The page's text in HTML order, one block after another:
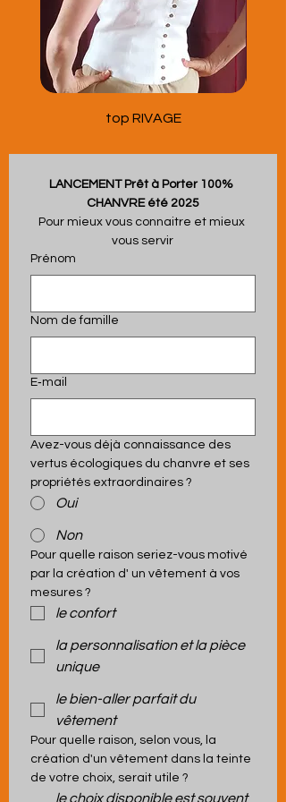
top RIVAGE
LANCEMENT Prêt à Porter 100%
CHANVRE été 2025
Pour mieux vous connaitre et mieux
vous servir
Prénom
Nom de famille
E‑mail
Avez-vous déjà connaissance des
vertus écologiques du chanvre et ses
propriétés extraordinaires ?
Oui
Non
Pour quelle raison seriez-vous motivé
par la création d' un vêtement à vos
mesures ?
le confort
la personnalisation et la pièce
unique
le bien-aller parfait du
vêtement
Pour quelle raison, selon vous, la
création d'un vêtement dans la teinte
de votre choix, serait utile ?
le choix disponible est souvent